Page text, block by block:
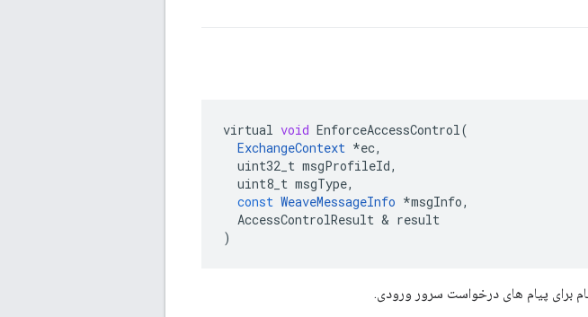
virtual void EnforceAccessControl(
ExchangeContext *ec,
uint32_t msgProfileId,
uint8_t msgType,
const WeaveMessageInfo *msgInfo,
AccessControlResult & result
)
پیام های درخواست سرور ورودی.